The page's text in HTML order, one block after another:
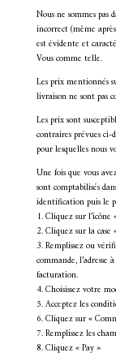
Nous ne sommes
incorrect (même
est évidente et
Vous comme telle.
Les prix mentionnés
livraison ne sont pas
Les prix sont
contraires prévues ci-
pour lesquelles nous
Une fois que vous
sont comptabilisés
identification puis le
1. Cliquez sur
2. Cliquez sur la
3. Remplissez ou
commande, l’adresse
facturation.
4. Choisissez votre
5. Acceptez les
6. Cliquez sur «
7. Remplissez les
8. Cliquez « Pay »